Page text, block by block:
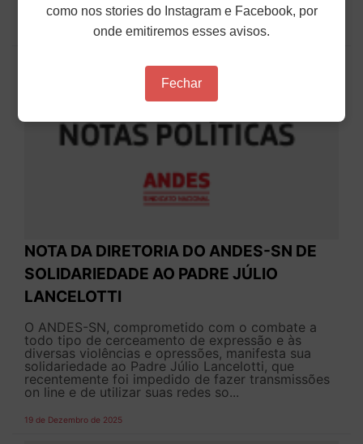
05 de Janeiro de 2026
NOTA DA DIRETORIA DO ANDES-SN DE
SOLIDARIEDADE AO PADRE JÚLIO
LANCELOTTI
O ANDES-SN, comprometido com o combate a
todo tipo de cerceamento de expressão e às
diversas violências e opressões, manifesta sua
solidariedade ao Padre Júlio Lancelotti, que
recentemente foi impedido de fazer transmissões
on line e de utilizar suas redes so...
19 de Dezembro de 2025
como nos stories do Instagram e Facebook, por
onde emitiremos esses avisos.
Fechar